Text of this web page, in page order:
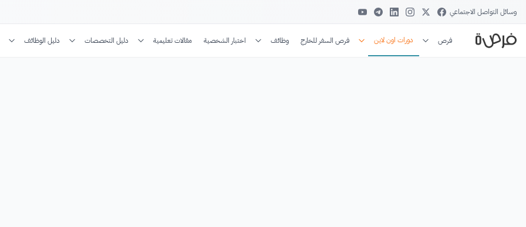
وسائل التواصل الاجتماعي
فرص دورات اون لاين فرص السفر للخارج وظائف اختبار الشخصية مقالات تعليمية دليل التخصصات دليل الوظائف